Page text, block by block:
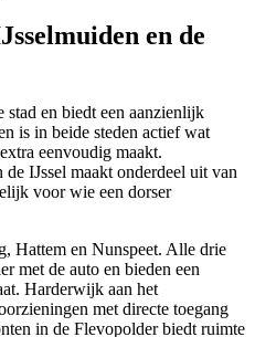
en de
en biedt een aanzienlijk
is in beide steden actief wat
eenvoudig maakt.
de IJssel maakt onderdeel uit van
voor wie een dorser
, Hattem en Nunspeet. Alle drie
met de auto en bieden een
Harderwijk aan het
met directe toegang
in de Flevopolder biedt ruimte